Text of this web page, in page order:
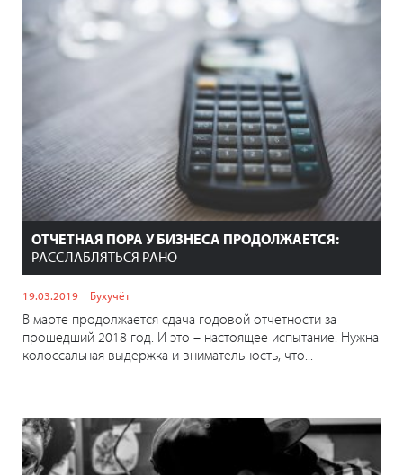
ОТЧЕТНАЯ ПОРА У БИЗНЕСА ПРОДОЛЖАЕТСЯ:
РАССЛАБЛЯТЬСЯ РАНО
19.03.2019 Бухучёт
В марте продолжается сдача годовой отчетности за
прошедший 2018 год. И это – настоящее испытание. Нужна
колоссальная выдержка и внимательность, что...